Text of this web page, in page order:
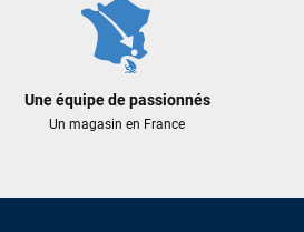
Une équipe de passionnés
Un magasin en France